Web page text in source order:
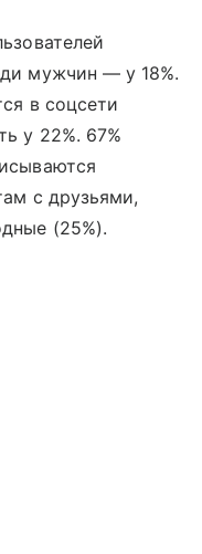
мужчин — у 18%.
в соцсети
у 22%. 67%
с друзьями,
(25%).